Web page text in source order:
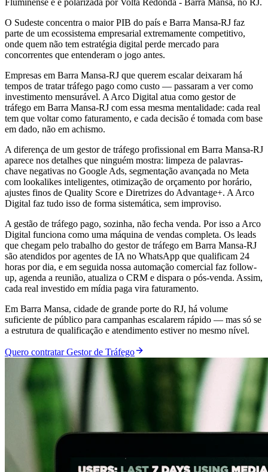
O Sudeste concentra o maior PIB do país e Barra Mansa-RJ faz
parte de um ecossistema empresarial extremamente competitivo,
onde quem não tem estratégia digital perde mercado para
concorrentes que entenderam o jogo antes.
Empresas em Barra Mansa-RJ que querem escalar deixaram há
tempos de tratar tráfego pago como custo — passaram a ver como
investimento mensurável. A Arco Digital atua como gestor de
tráfego em Barra Mansa-RJ com essa mesma mentalidade: cada real
tem que voltar como faturamento, e cada decisão é tomada com base
em dado, não em achismo.
A diferença de um gestor de tráfego profissional em Barra Mansa-RJ
aparece nos detalhes que ninguém mostra: limpeza de palavras-
chave negativas no Google Ads, segmentação avançada no Meta
com lookalikes inteligentes, otimização de orçamento por horário,
ajustes finos de Quality Score e Diretrizes do Advantage+. A Arco
Digital faz tudo isso de forma sistemática, sem improviso.
A gestão de tráfego pago, sozinha, não fecha venda. Por isso a Arco
Digital funciona como uma máquina de vendas completa. Os leads
que chegam pelo trabalho do gestor de tráfego em Barra Mansa-RJ
são atendidos por agentes de IA no WhatsApp que qualificam 24
horas por dia, e em seguida nossa automação comercial faz follow-
up, agenda a reunião, atualiza o CRM e dispara o pós-venda. Assim,
cada real investido em mídia paga vira faturamento.
Em Barra Mansa, cidade de grande porte do RJ, há volume
suficiente de público para campanhas escalarem rápido — mas só se
a estrutura de qualificação e atendimento estiver no mesmo nível.
Quero contratar Gestor de Tráfego